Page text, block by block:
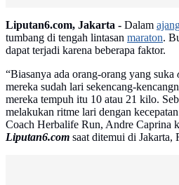
Liputan6.com, Jakarta - Dalam
tumbang di tengah lintasan maraton.
dapat terjadi karena beberapa faktor.
“Biasanya ada orang-orang yang suka
mereka sudah lari sekencang-
mereka tempuh itu 10 atau 21 kilo.
melakukan ritme lari dengan
Coach Herbalife Run, Andre Caprina
Liputan6.com saat ditemui di Jakarta,